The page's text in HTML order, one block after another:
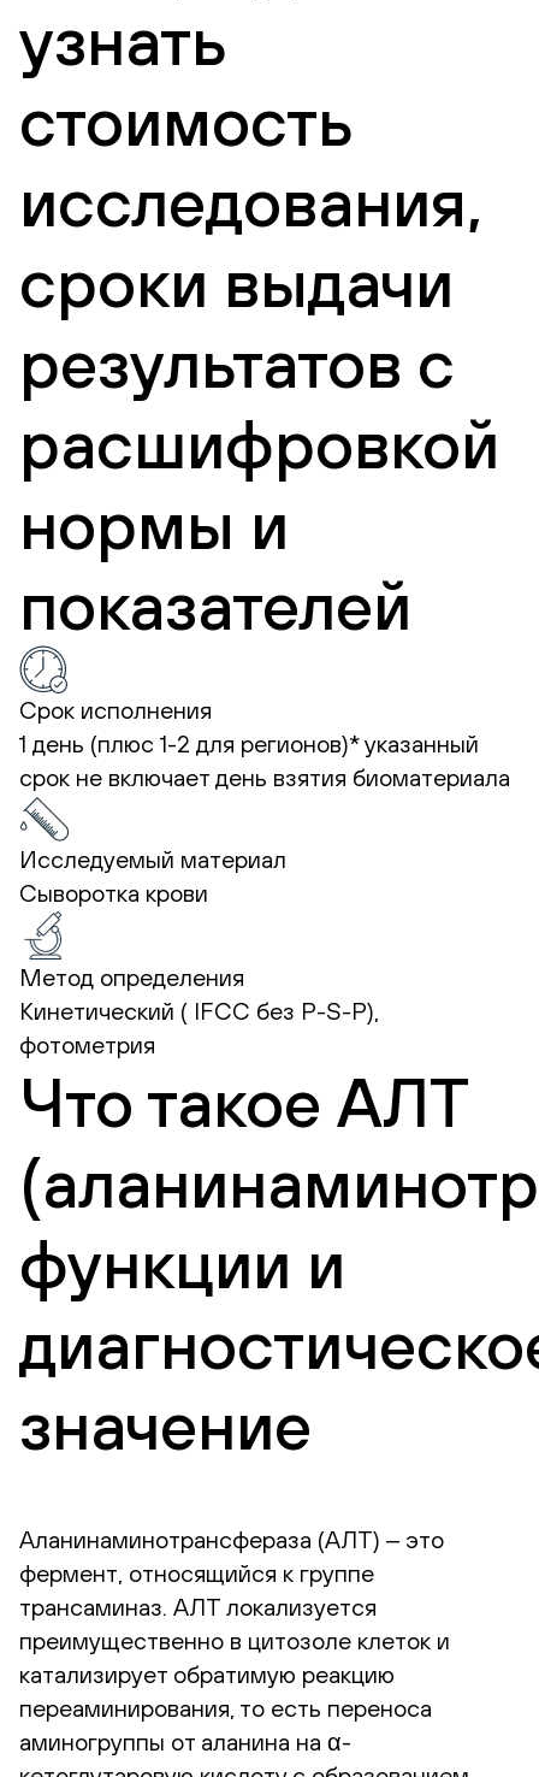
узнать
стоимость
исследования,
сроки выдачи
результатов с
расшифровкой
нормы и
показателей
Срок исполнения
1 день (плюс 1-2 для регионов)*указанный
срок не включает день взятия биоматериала
Исследуемый материал
Сыворотка крови
Метод определения
Кинетический ( IFCC без P-S-P),
фотометрия
Что такое АЛТ
функции и
значение
Аланинаминотрансфераза (АЛТ) ‒ это
фермент, относящийся к группе
трансаминаз. АЛТ локализуется
преимущественно в цитозоле клеток и
катализирует обратимую реакцию
переаминирования, то есть переноса
аминогруппы от аланина на α-